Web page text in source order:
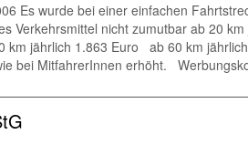
Es wurde bei einer einfachen
Verkehrsmittel nicht zumutbar ab 20
km jährlich 1.863 Euro ab 60 km
bei MitfahrerInnen erhöht.